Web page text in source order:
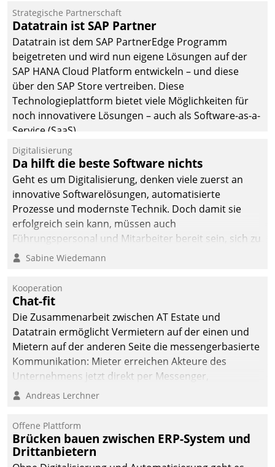
Einsparungen durch optimierte und automatisierte
Prozesse. Doch man darf nicht zu viel erwarten: Allein
mit der Einführung einer neuen Software ist es nicht
getan. Die Digitalisierung erfordert von Unternehmen
die Bereitschaft, sich zu überprüfen, zu hinterfragen
und zu verändern.
Strategische Partnerschaft
Datatrain ist SAP Partner
Datatrain ist dem SAP PartnerEdge Programm
beigetreten und wird nun eigene Lösungen auf der
SAP HANA Cloud Platform entwickeln – und diese
über den SAP Store vertreiben. Diese
Technologieplattform bietet viele Möglichkeiten für
noch innovativere Lösungen – auch als Software-as-a-
Service (SaaS).
Digitalisierung
Da hilft die beste Software nichts
Geht es um Digitalisierung, denken viele zuerst an
innovative Softwarelösungen, automatisierte
Prozesse und modernste Technik. Doch damit sie
erfolgreich sein kann, müssen auch
Führungspersonal und Mitarbeiter bereit sein, sich zu
verändern und anzupassen, sonst werden sie an ihr
Sabine Wiedemann
Kooperation
Chat-fit
Die Zusammenarbeit zwischen AT Estate und
Datatrain ermöglicht Vermietern auf der einen und
Mietern auf der anderen Seite die messengerbasierte
Kommunikation: Mieter erreichen Akteure des
Unternehmens jetzt direkt per Messenger,
Mitarbeiter oder Dienstleister empfangen oder
Andreas Lerchner
Offene Plattform
Brücken bauen zwischen ERP-System und
Drittanbietern